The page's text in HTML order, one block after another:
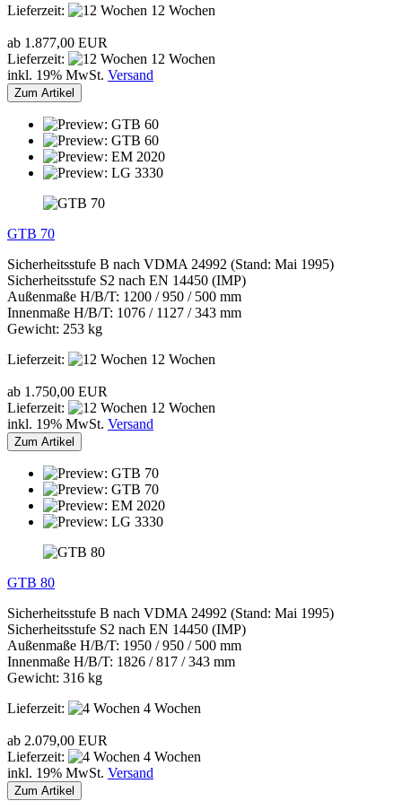
Lieferzeit: 12 Wochen
ab 1.877,00 EUR
Lieferzeit:
12 Wochen
inkl. 19% MwSt. Versand
Zum Artikel
GTB 70
Sicherheitsstufe B nach VDMA 24992 (Stand: Mai 1995)
Sicherheitsstufe S2 nach EN 14450 (IMP)
Außenmaße H/B/T: 1200 / 950 / 500 mm
Innenmaße H/B/T: 1076 / 1127 / 343 mm
Gewicht: 253 kg
Lieferzeit:
12 Wochen
ab 1.750,00 EUR
Lieferzeit:
12 Wochen
inkl. 19% MwSt. Versand
Zum Artikel
GTB 80
Sicherheitsstufe B nach VDMA 24992 (Stand: Mai 1995)
Sicherheitsstufe S2 nach EN 14450 (IMP)
Außenmaße H/B/T: 1950 / 950 / 500 mm
Innenmaße H/B/T: 1826 / 817 / 343 mm
Gewicht: 316 kg
Lieferzeit:
4 Wochen
ab 2.079,00 EUR
Lieferzeit:
4 Wochen
inkl. 19% MwSt. Versand
Zum Artikel